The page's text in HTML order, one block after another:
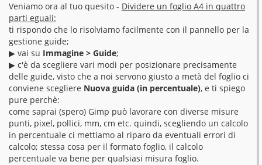
Veniamo ora al tuo quesito - Dividere un foglio A4 in quattro
parti eguali:
ti rispondo che lo risolviamo facilmente con il pannello per la
gestione guide;
▶︎ vai su Immagine > Guide;
▶︎ c'è da scegliere vari modi per posizionare precisamente
delle guide, visto che a noi servono giusto a metà del foglio ci
conviene scegliere Nuova guida (in percentuale), e ti spiego
pure perchè:
come saprai (spero) Gimp può lavorare con diverse misure
punti, pixel, pollici, mm, cm etc. quindi, scegliendo un calcolo
in percentuale ci mettiamo al riparo da eventuali errori di
calcolo; stessa cosa per il formato foglio, il calcolo
percentuale va bene per qualsiasi misura foglio.